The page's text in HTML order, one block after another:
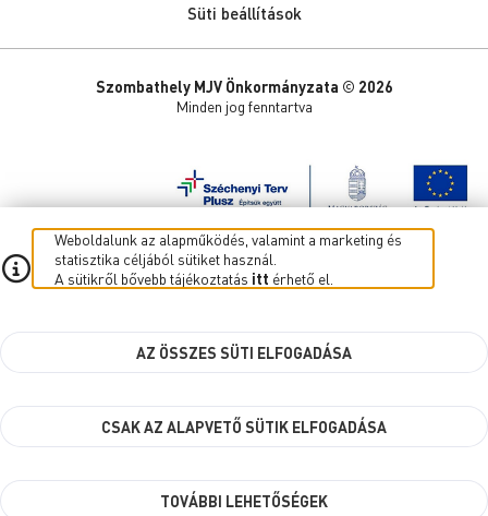
Süti beállítások
Szombathely MJV Önkormányzata © 2026
Minden jog fenntartva
Weboldalunk az alapműködés, valamint a marketing és
statisztika céljából sütiket használ.
A sütikről bővebb tájékoztatás itt érhető el.
AZ ÖSSZES SÜTI ELFOGADÁSA
CSAK AZ ALAPVETŐ SÜTIK ELFOGADÁSA
TOVÁBBI LEHETŐSÉGEK